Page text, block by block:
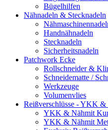
Bügelhilfen
Nähnadeln & Stecknadeln
Handnähnadeln
Stecknadeln
Sicherheitsnadeln
Patchwork Ecke
Rollschneider &
Schneidematte /
Werkzeuge
Volumenvlies
Reißverschlüsse - YKK &
YKK & Nähmit
YKK & Nähmit